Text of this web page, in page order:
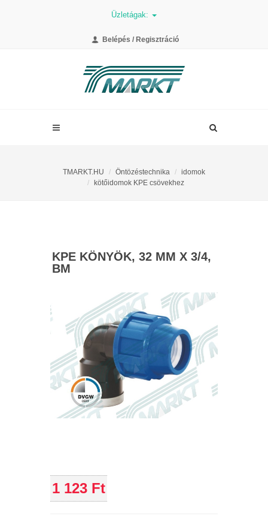
Üzletágak:
Belépés / Regisztráció
TMARKT.HU Öntözéstechnika
idomok
kötőidomok KPE csövekhez
KPE KÖNYÖK, 32 MM X 3/4,
BM
1 123 Ft